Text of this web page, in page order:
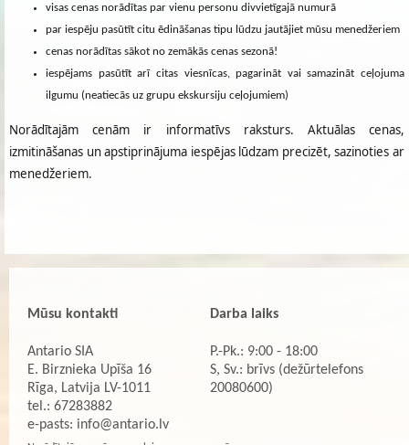
visas cenas norādītas par vienu personu divvietīgajā numurā
par iespēju pasūtīt citu ēdināšanas tipu lūdzu jautājiet mūsu menedžeriem
cenas norādītas sākot no zemākās cenas sezonā!
iespējams pasūtīt arī citas viesnīcas, pagarināt vai samazināt ceļojuma
ilgumu (neatiecās uz grupu ekskursiju ceļojumiem)
Norādītajām cenām ir informatīvs raksturs. Aktuālas cenas,
izmitināšanas un apstiprinājuma iespējas lūdzam precizēt, sazinoties ar
menedžeriem.
Mūsu kontakti
Antario SIA
E. Birznieka Upīša 16
Rīga, Latvija LV-1011
tel.: 67283882
e-pasts: info@antario.lv
Darba laiks
P.-Pk.: 9:00 - 18:00
S, Sv.: brīvs (dežūrtelefons
20080600)